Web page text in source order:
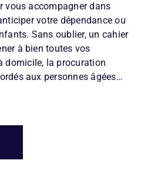
vous accompagner dans
votre dépendance ou
Sans oublier, un cahier
à bien toutes vos
domicile, la procuration
aux personnes âgées…